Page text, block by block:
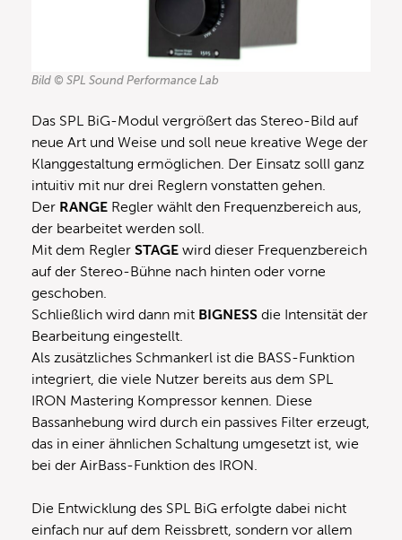
Bild © SPL Sound Performance Lab
Das SPL BiG-Modul vergrößert das Stereo-Bild auf
neue Art und Weise und soll neue kreative Wege der
Klanggestaltung ermöglichen. Der Einsatz sollI ganz
intuitiv mit nur drei Reglern vonstatten gehen.
Der RANGE Regler wählt den Frequenzbereich aus,
der bearbeitet werden soll.
Mit dem Regler STAGE wird dieser Frequenzbereich
auf der Stereo-Bühne nach hinten oder vorne
geschoben.
Schließlich wird dann mit BIGNESS die Intensität der
Bearbeitung eingestellt.
Als zusätzliches Schmankerl ist die BASS-Funktion
integriert, die viele Nutzer bereits aus dem SPL
IRON Mastering Kompressor kennen. Diese
Bassanhebung wird durch ein passives Filter erzeugt,
das in einer ähnlichen Schaltung umgesetzt ist, wie
bei der AirBass-Funktion des IRON.
Die Entwicklung des SPL BiG erfolgte dabei nicht
einfach nur auf dem Reissbrett, sondern vor allem